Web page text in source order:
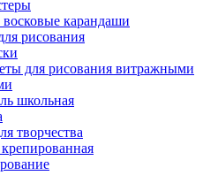
карандаши
рисования
для рисования витражными
школьная
творчества